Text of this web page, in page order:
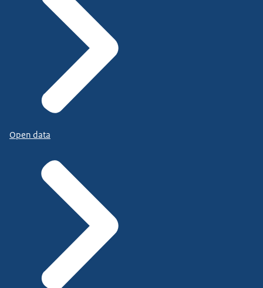
Open data